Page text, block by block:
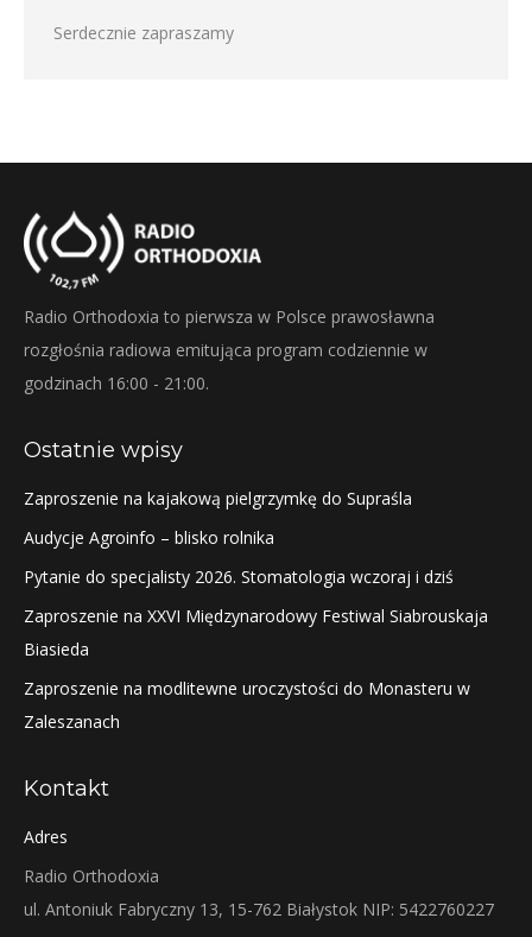
Serdecznie zapraszamy
Radio Orthodoxia to pierwsza w Polsce prawosławna
rozgłośnia radiowa emitująca program codziennie w
godzinach 16:00 - 21:00.
Ostatnie wpisy
Zaproszenie na kajakową pielgrzymkę do Supraśla
Audycje Agroinfo – blisko rolnika
Pytanie do specjalisty 2026. Stomatologia wczoraj i dziś
Zaproszenie na XXVI Międzynarodowy Festiwal Siabrouskaja
Biasieda
Zaproszenie na modlitewne uroczystości do Monasteru w
Zaleszanach
Kontakt
Adres
Radio Orthodoxia
ul. Antoniuk Fabryczny 13, 15-762 Białystok NIP: 5422760227